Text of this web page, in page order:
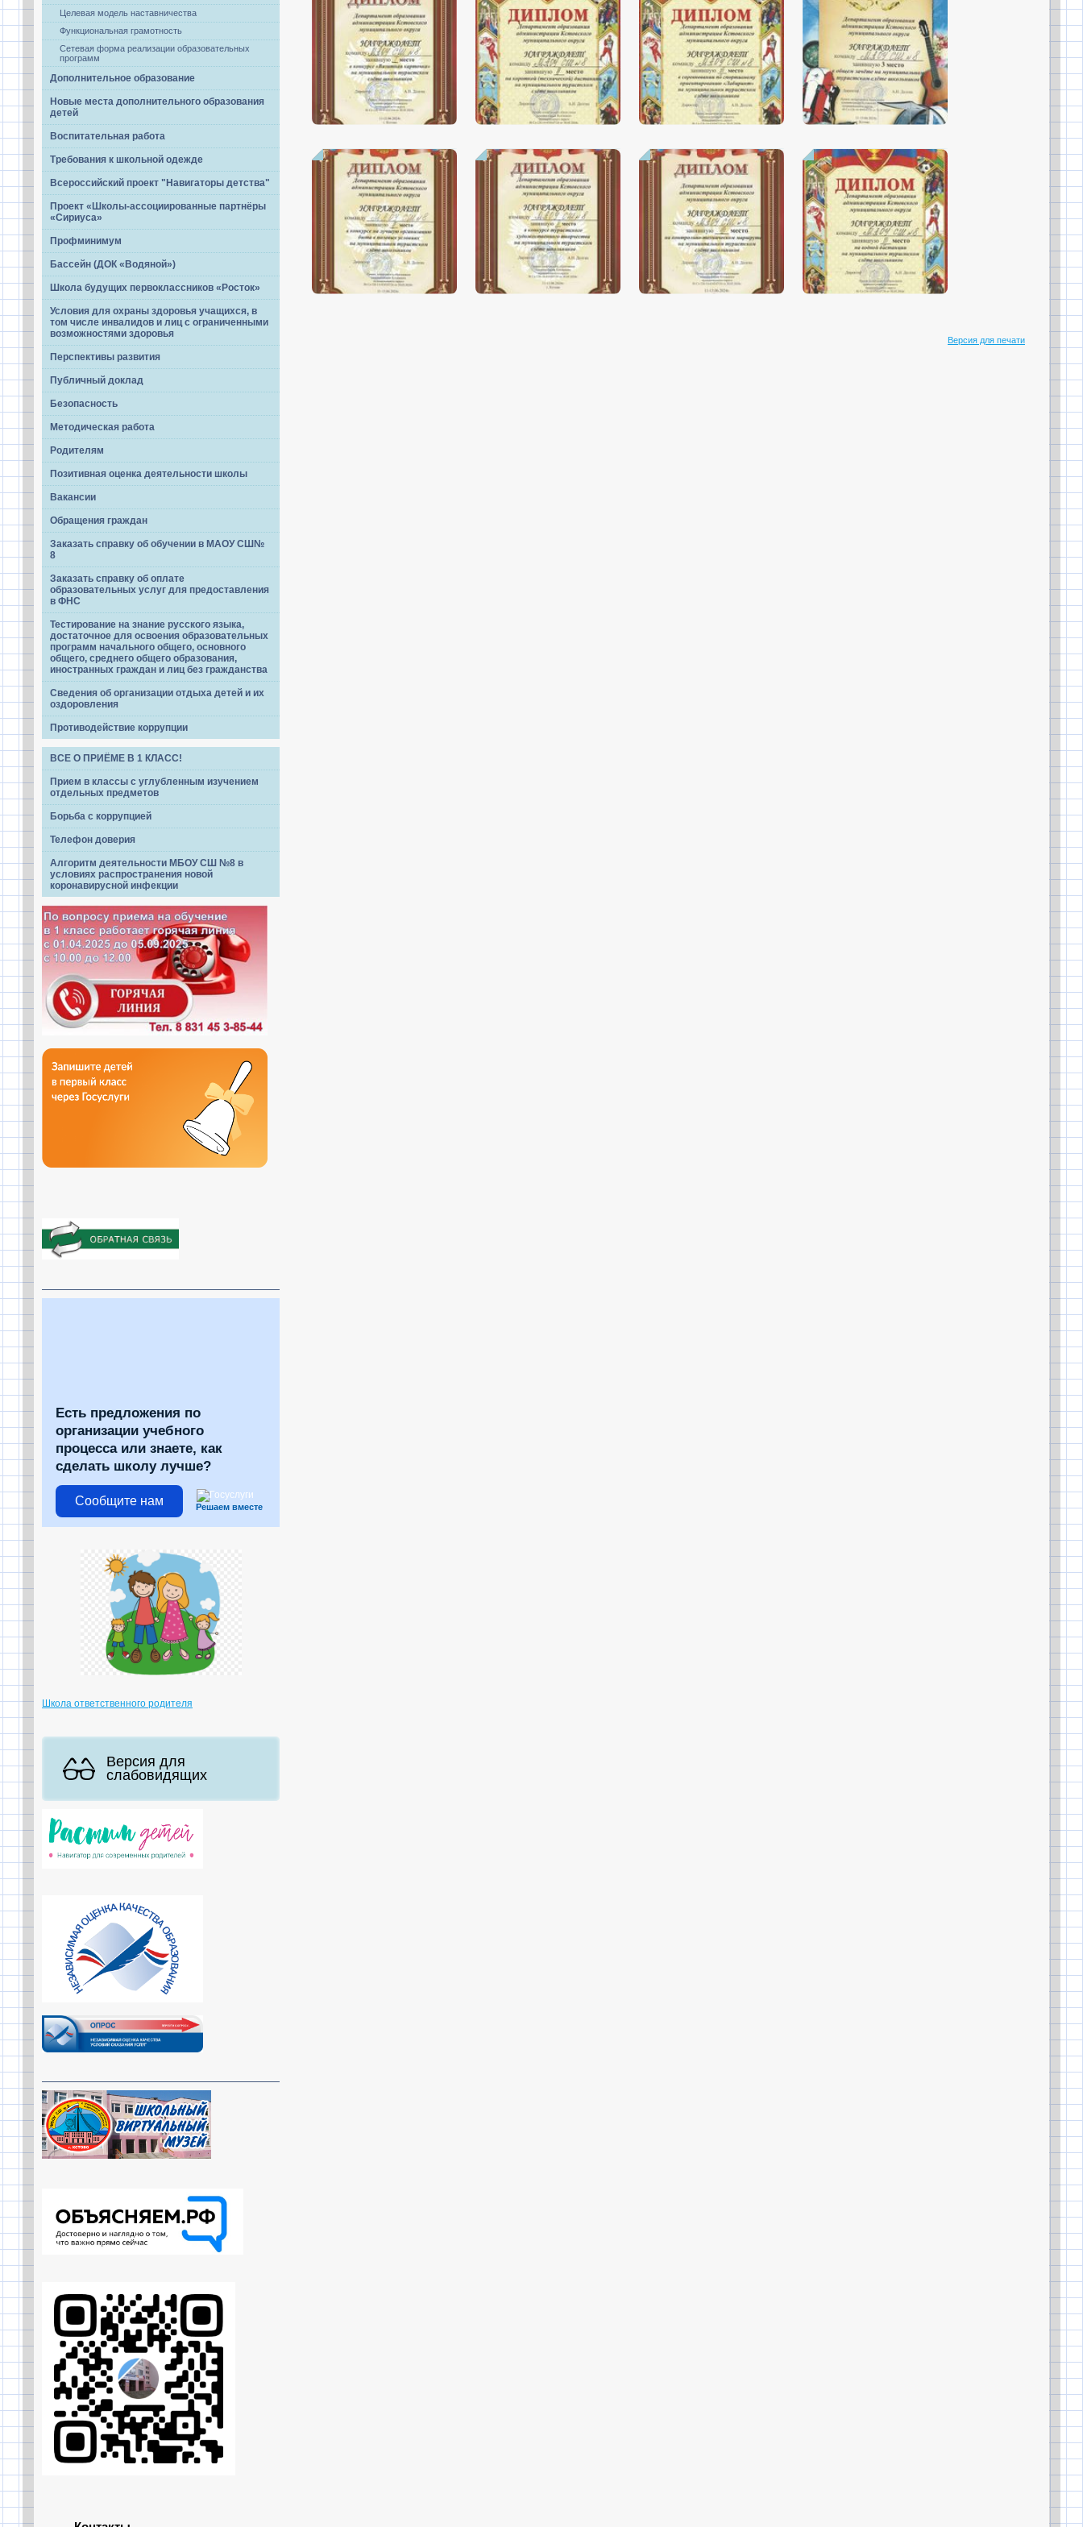
Целевая модель наставничества
Функциональная грамотность
Сетевая форма реализации образовательных
программ
Дополнительное образование
Новые места дополнительного образования
детей
Воспитательная работа
Требования к школьной одежде
Всероссийский проект "Навигаторы детства"
Проект «Школы-ассоциированные партнёры
«Сириуса»
Профминимум
Бассейн (ДОК «Водяной»)
Школа будущих первоклассников «Росток»
Условия для охраны здоровья учащихся, в
том числе инвалидов и лиц с ограниченными
возможностями здоровья
Перспективы развития
Публичный доклад
Безопасность
Методическая работа
Родителям
Позитивная оценка деятельности школы
Вакансии
Обращения граждан
Заказать справку об обучении в МАОУ СШ№
8
Заказать справку об оплате
образовательных услуг для предоставления
в ФНС
Тестирование на знание русского языка,
достаточное для освоения образовательных
программ начального общего, основного
общего, среднего общего образования,
иностранных граждан и лиц без гражданства
Сведения об организации отдыха детей и их
оздоровления
Противодействие коррупции
ВСЕ О ПРИЁМЕ В 1 КЛАСС!
Прием в классы с углубленным изучением
отдельных предметов
Борьба с коррупцией
Телефон доверия
Алгоритм деятельности МБОУ СШ №8 в
условиях распространения новой
коронавирусной инфекции
Есть предложения по
организации учебного
процесса или знаете, как
сделать школу лучше?
Сообщите нам Решаем вместе
Школа ответственного родителя
Версия для
слабовидящих
Версия для печати